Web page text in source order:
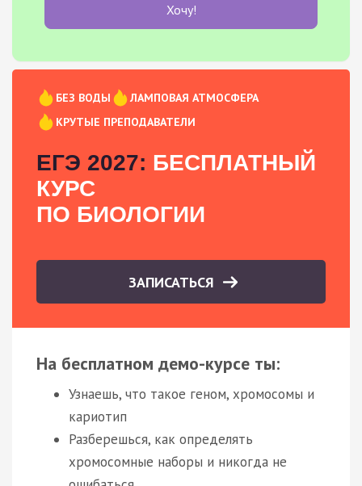
Хочу!
БЕЗ ВОДЫ
ЛАМПОВАЯ АТМОСФЕРА
КРУТЫЕ ПРЕПОДАВАТЕЛИ
ЕГЭ 2027: БЕСПЛАТНЫЙ
КУРС
ПО БИОЛОГИИ
ЗАПИСАТЬСЯ
На бесплатном демо-курсе ты:
Узнаешь, что такое геном, хромосомы и
кариотип
Разберешься, как определять
хромосомные наборы и никогда не